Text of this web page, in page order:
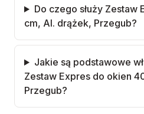
Do czego służy Zestaw
cm, Al. drążek, Przegub?
Jakie są podstawowe
Zestaw Expres do okien
Przegub?